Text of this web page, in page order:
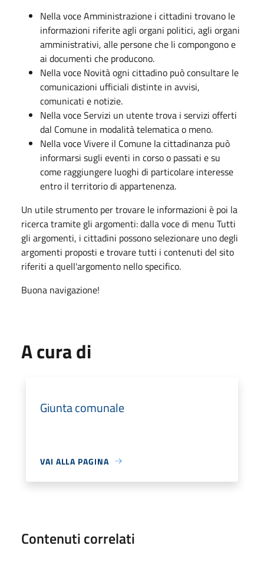
Nella voce Amministrazione i cittadini trovano le
informazioni riferite agli organi politici, agli organi
amministrativi, alle persone che li compongono e
ai documenti che producono.
Nella voce Novità ogni cittadino può consultare le
comunicazioni ufficiali distinte in avvisi,
comunicati e notizie.
Nella voce Servizi un utente trova i servizi offerti
dal Comune in modalità telematica o meno.
Nella voce Vivere il Comune la cittadinanza può
informarsi sugli eventi in corso o passati e su
come raggiungere luoghi di particolare interesse
entro il territorio di appartenenza.
Un utile strumento per trovare le informazioni è poi la
ricerca tramite gli argomenti: dalla voce di menu Tutti
gli argomenti, i cittadini possono selezionare uno degli
argomenti proposti e trovare tutti i contenuti del sito
riferiti a quell'argomento nello specifico.
Buona navigazione!
A cura di
Giunta comunale
VAI ALLA PAGINA
Contenuti correlati